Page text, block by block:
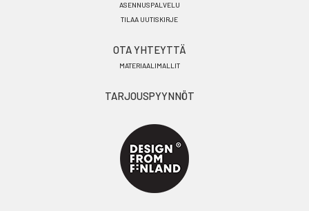
ASENNUSPALVELU
TILAA UUTISKIRJE
OTA YHTEYTTÄ
MATERIAALIMALLIT
TARJOUSPYYNNÖT